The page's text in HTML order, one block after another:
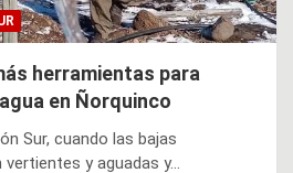
herramientas para
en Ñorquinco
Sur, cuando las bajas
y aguadas y…